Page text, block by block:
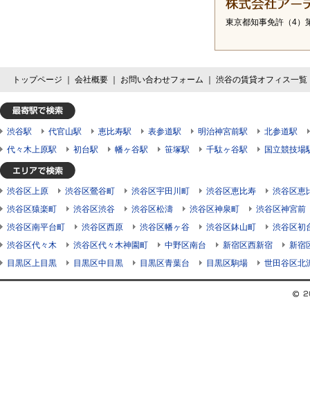
東京都知事免許（4）
トップページ 会社概要 お問い合わせフォーム 渋谷の賃貸オフィス一覧
渋谷駅 代官山駅 恵比寿駅 表参道駅 明治神宮前駅
北参道駅
代々木上原駅
初台駅 幡ヶ谷駅 笹塚駅 千駄ヶ谷駅 国立競技場
渋谷区上原 渋谷区鶯谷町 渋谷区宇田川町 渋谷区恵比寿
渋谷区恵
渋谷区猿楽町
渋谷区渋谷 渋谷区松濤 渋谷区神泉町
渋谷区神宮前
渋谷区南平台町
渋谷区西原 渋谷区幡ヶ谷 渋谷区鉢山町
渋谷区初
渋谷区代々木
渋谷区代々木神園町 中野区南台 新宿区西新宿
新宿
目黒区上目黒
目黒区中目黒 目黒区青葉台 目黒区駒場 世田谷区北